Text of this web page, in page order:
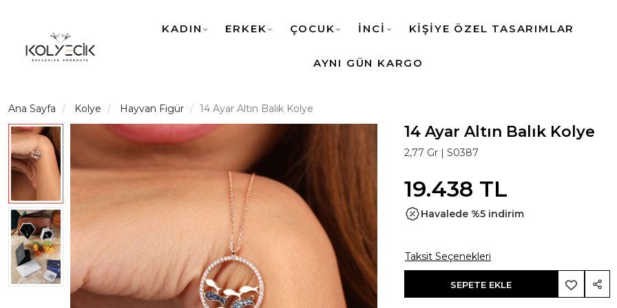
KADIN ERKEK ÇOCUK İNCİ KİŞİYE ÖZEL TASARIMLAR
AYNI GÜN KARGO
Ana Sayfa Kolye Hayvan Figür 14 Ayar Altın Balık Kolye
14 Ayar Altın Balık Kolye
2,77 Gr | S0387
19.438 TL
Havalede %5 indirim
Taksit Seçenekleri
SEPETE EKLE